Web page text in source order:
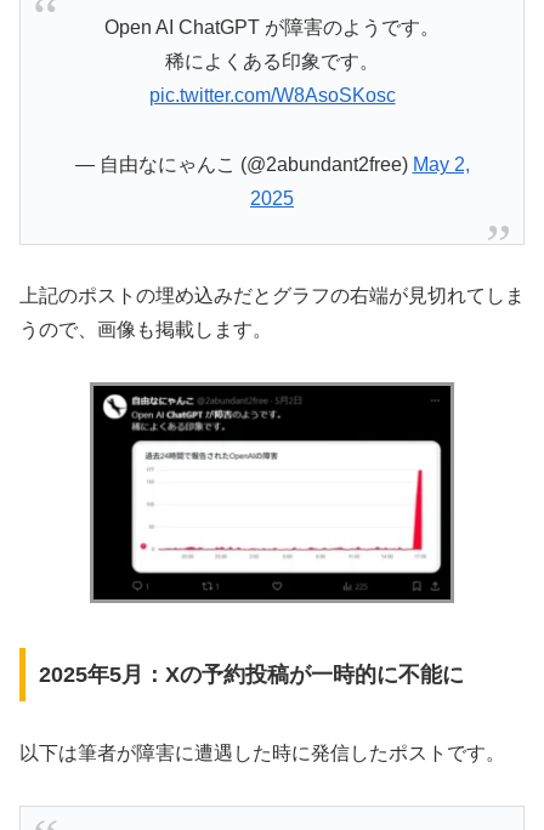
Open AI ChatGPT が障害のようです。
稀によくある印象です。
pic.twitter.com/W8AsoSKosc
— 自由なにゃんこ (@2abundant2free) May 2,
2025
上記のポストの埋め込みだとグラフの右端が見切れてしま
うので、画像も掲載します。
2025年5月：Xの予約投稿が一時的に不能に
以下は筆者が障害に遭遇した時に発信したポストです。